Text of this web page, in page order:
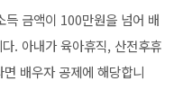
득 금액이 100만원을 넘어 배
. 아내가 육아휴직, 산전후휴
배우자 공제에 해당합니